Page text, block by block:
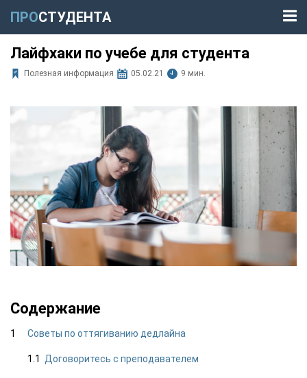
ПРОСТУДЕНТА
Лайфхаки по учебе для студента
Полезная информация 05.02.21 9 мин.
Содержание
Советы по оттягиванию дедлайна
Договоритесь с преподавателем